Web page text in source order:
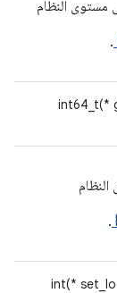
مستوى النظام
.
int64_t(*
.
int(*